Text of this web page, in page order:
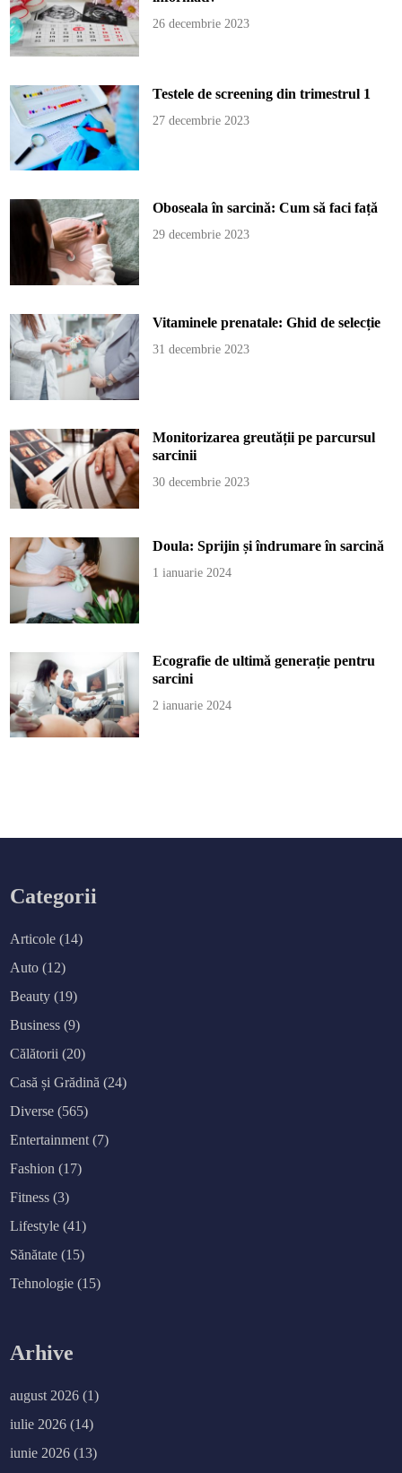
26 decembrie 2023
Testele de screening din trimestrul 1
27 decembrie 2023
Oboseala în sarcină: Cum să faci față
29 decembrie 2023
Vitaminele prenatale: Ghid de selecție
31 decembrie 2023
Monitorizarea greutății pe parcursul
sarcinii
30 decembrie 2023
Doula: Sprijin și îndrumare în sarcină
1 ianuarie 2024
Ecografie de ultimă generație pentru
sarcini
2 ianuarie 2024
Categorii
Articole (14)
Auto (12)
Beauty (19)
Business (9)
Călătorii (20)
Casă și Grădină (24)
Diverse (565)
Entertainment (7)
Fashion (17)
Fitness (3)
Lifestyle (41)
Sănătate (15)
Tehnologie (15)
Arhive
august 2026 (1)
iulie 2026 (14)
iunie 2026 (13)